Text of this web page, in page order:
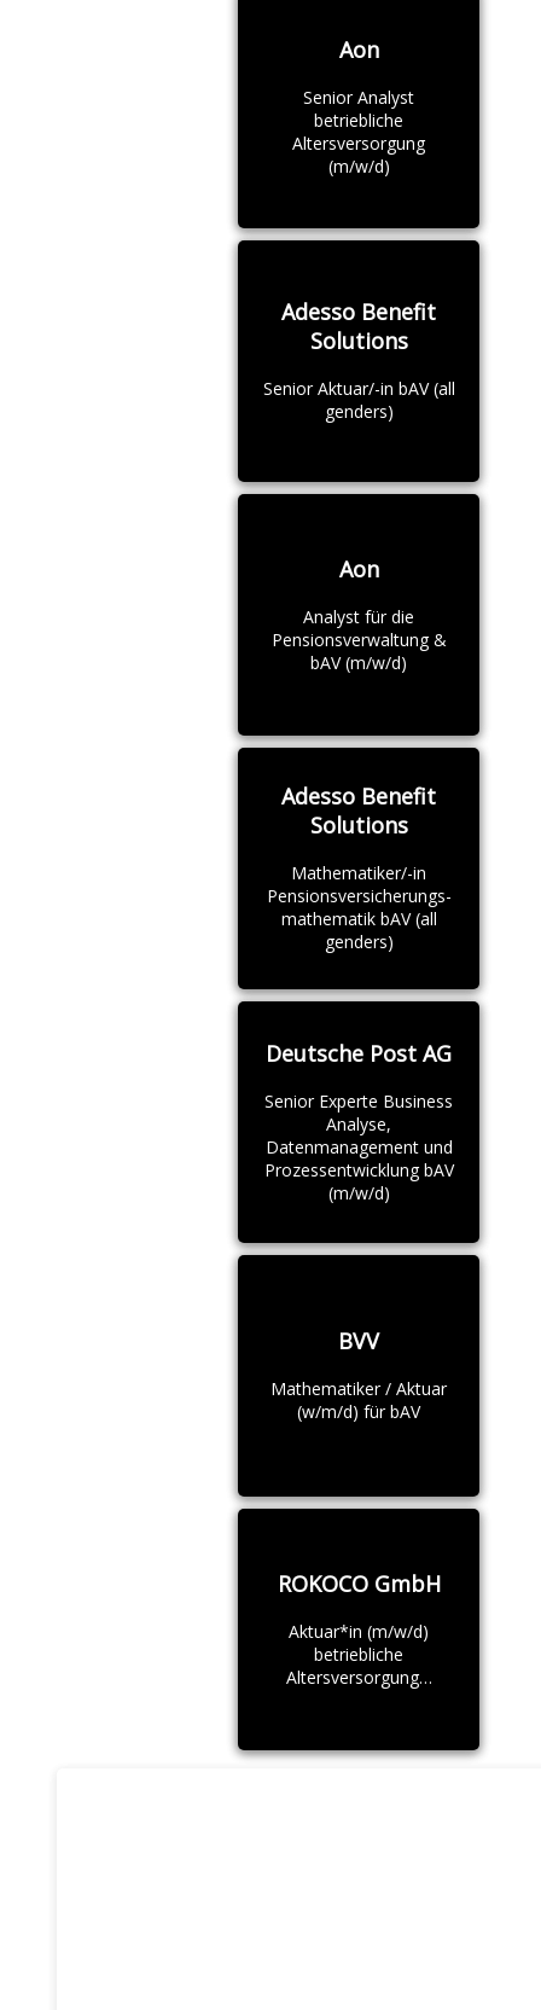
Aon
Senior Analyst
betriebliche
Altersversorgung
(m/w/d)
Adesso Benefit
Solutions
Senior Aktuar/-in bAV (all
genders)
Aon
Analyst für die
Pensionsverwaltung &
bAV (m/w/d)
Adesso Benefit
Solutions
Mathematiker/-in
Pensionsversicherungs-
mathematik bAV (all
genders)
Deutsche Post AG
Senior Experte Business
Analyse,
Datenmanagement und
Prozessentwicklung bAV
(m/w/d)
BVV
Mathematiker / Aktuar
(w/m/d) für bAV
ROKOCO GmbH
Aktuar*in (m/w/d)
betriebliche
Altersversorgung…